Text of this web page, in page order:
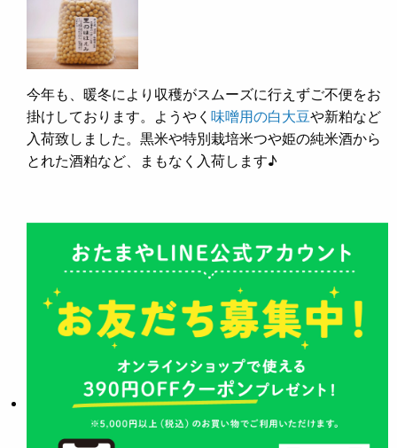
今年も、暖冬により収穫がスムーズに行えずご不便をお
掛けしております。ようやく 味噌用の白大豆や新粕など
入荷致しました。黒米や特別栽培米つや姫の純米酒から
とれた酒粕など、まもなく入荷します♪